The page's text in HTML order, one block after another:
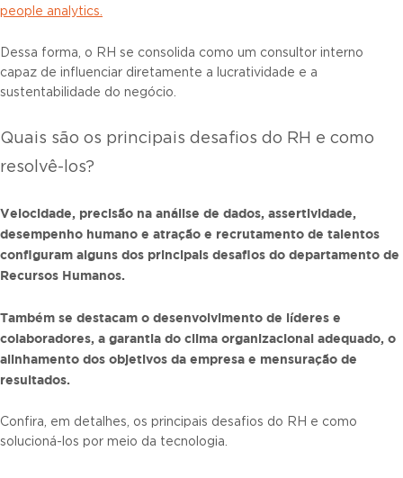
people analytics.
Dessa forma, o RH se consolida como um consultor interno
capaz de influenciar diretamente a lucratividade e a
sustentabilidade do negócio.
Quais são os principais desafios do RH e como
resolvê-los?
Velocidade, precisão na análise de dados, assertividade,
desempenho humano e atração e recrutamento de talentos
configuram alguns dos principais desafios do departamento de
Recursos Humanos.
Também se destacam o desenvolvimento de líderes e
colaboradores, a garantia do clima organizacional adequado, o
alinhamento dos objetivos da empresa e mensuração de
resultados.
Confira, em detalhes, os principais desafios do RH e como
solucioná-los por meio da tecnologia.